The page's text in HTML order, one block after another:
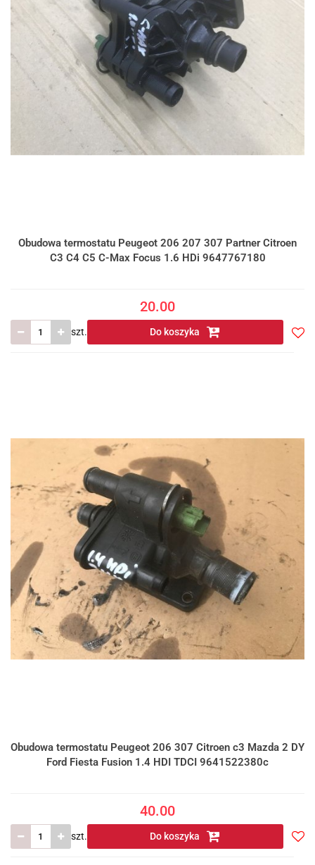
Obudowa termostatu Peugeot 206 207 307 Partner Citroen
C3 C4 C5 C-Max Focus 1.6 HDi 9647767180
20.00
szt. Do koszyka
Obudowa termostatu Peugeot 206 307 Citroen c3 Mazda 2 DY
Ford Fiesta Fusion 1.4 HDI TDCI 9641522380c
40.00
szt. Do koszyka